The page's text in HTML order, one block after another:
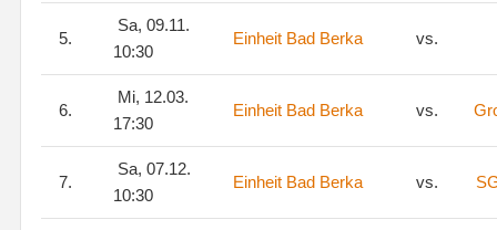
5.
Sa, 09.11.
10:30
Einheit Bad Berka vs.
6.
Mi, 12.03.
17:30
Einheit Bad Berka vs.
7.
Sa, 07.12.
10:30
Einheit Bad Berka vs.